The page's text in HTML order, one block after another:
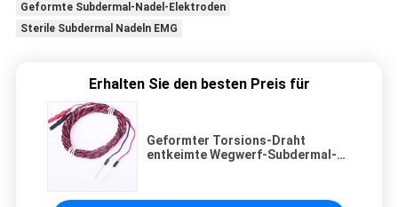
Geformte Subdermal-Nadel-Elektroden
Sterile Subdermal Nadeln EMG
Erhalten Sie den besten Preis für
Geformter Torsions-Draht
entkeimte Wegwerf-Subdermal-